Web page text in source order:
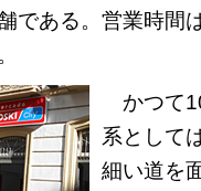
である。営業時間
かつて
系として
細い道を